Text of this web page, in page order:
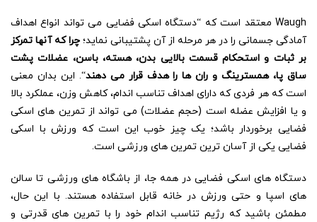
Waugh معتقد است که “دستگاه اسکی فضایی می تواند انواع اهداف
آمادگی جسمانی را در هر مرحله از آن پشتیبانی نماید؛ چرا که آنها تمرکز
بر ثبات و استحکام قسمت بالایی بدن، هسته، باسن، عضلات پشت
ساق پا، همسترینگ و ران ها را هدف قرار می دهند“. این بدان معنی
است که هر فردی که دارای اهداف تناسب اندام، کاهش وزن، عملکرد بالا
و یا افزایش عضله است (حجم عضلات) می تواند از تمرین های اسکی
فضایی برخوردار باشد؛ یک چیز خوب این است که ورزش با اسکی
فضایی یکی از آسان ترین تمرین های ورزشی است.
دستگاه های اسکی فضایی در همه جا، از باشگاه های ورزشی تا سالن
های اسپا و حتی ورزش در خانه قابل استفاده هستند. با این حال،
مطمئن باشید که رژیم تناسب اندام خود را با تمرین های قدرتی و